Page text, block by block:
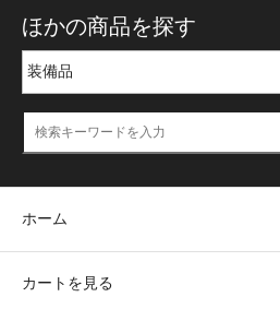
ほかの商品を探す
ホーム
カートを見る